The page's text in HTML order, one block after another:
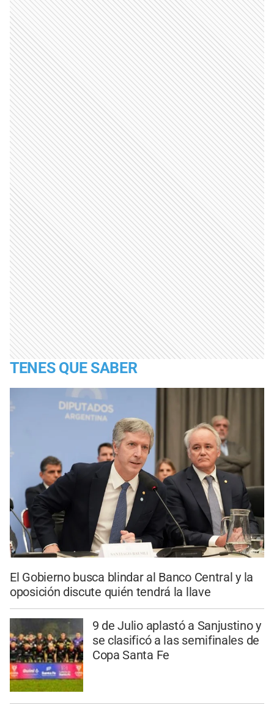
TENES QUE SABER
El Gobierno busca blindar al Banco Central y la
oposición discute quién tendrá la llave
9 de Julio aplastó a Sanjustino y
se clasificó a las semifinales de
Copa Santa Fe